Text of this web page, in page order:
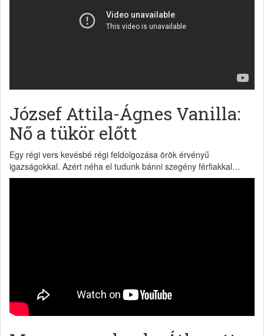
József Attila-Ágnes Vanilla:
Nő a tükör előtt
Egy régi vers kevésbé régi feldolgozása örök érvényű
igazságokkal. Azért néha el tudunk bánni szegény férfiakkal…